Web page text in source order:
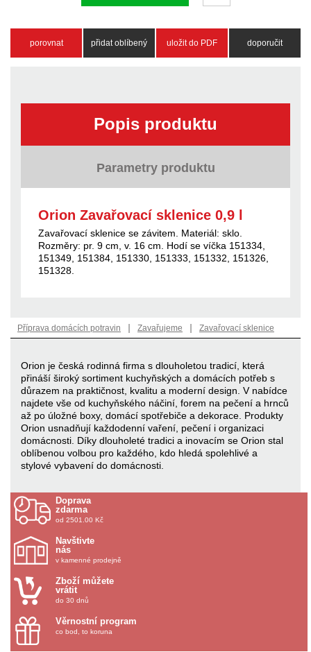
porovnat přidat oblíbený uložit do PDF doporučit
Popis produktu
Parametry produktu
Orion Zavařovací sklenice 0,9 l
Zavařovací sklenice se závitem. Materiál: sklo.
Rozměry: pr. 9 cm, v. 16 cm. Hodí se víčka 151334,
151349, 151384, 151330, 151333, 151332, 151326,
151328.
Příprava domácích potravin | Zavařujeme | Zavařovací sklenice
Orion je česká rodinná firma s dlouholetou tradicí, která
přináší široký sortiment kuchyňských a domácích potřeb s
důrazem na praktičnost, kvalitu a moderní design. V nabídce
najdete vše od kuchyňského náčiní, forem na pečení a hrnců
až po úložné boxy, domácí spotřebiče a dekorace. Produkty
Orion usnadňují každodenní vaření, pečení i organizaci
domácnosti. Díky dlouholeté tradici a inovacím se Orion stal
oblíbenou volbou pro každého, kdo hledá spolehlivé a
stylové vybavení do domácnosti.
Doprava
zdarma
od 2501.00 Kč
Navštivte
nás
v kamenné prodejně
Zboží můžete
vrátit
do 30 dnů
Věrnostní program
co bod, to koruna